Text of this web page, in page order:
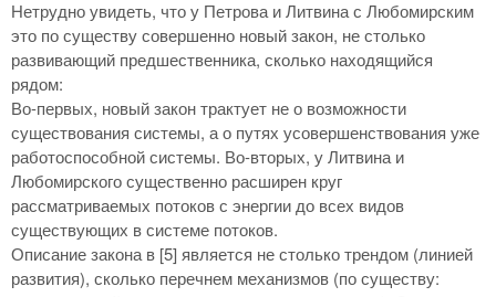
Нетрудно увидеть, что у Петрова и Литвина с Любомирским
это по существу совершенно новый закон, не столько
развивающий предшественника, сколько находящийся
рядом:
Во-первых, новый закон трактует не о возможности
существования системы, а о путях усовершенствования уже
работоспособной системы. Во-вторых, у Литвина и
Любомирского существенно расширен круг
рассматриваемых потоков с энергии до всех видов
существующих в системе потоков.
Описание закона в [5] является не столько трендом (линией
развития), сколько перечнем механизмов (по существу: